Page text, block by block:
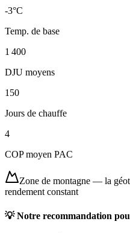
-3°C
Temp. de base
1 400
DJU moyens
150
Jours de chauffe
4
COP moyen PAC
Zone de montagne — la
rendement constant
💡 Notre recommandation